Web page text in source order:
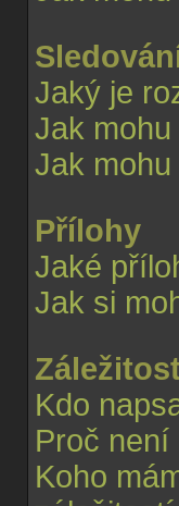
Jaký je
Jak
Jak
Přílohy
Jaké
Jak si
Kdo
Proč není
Koho